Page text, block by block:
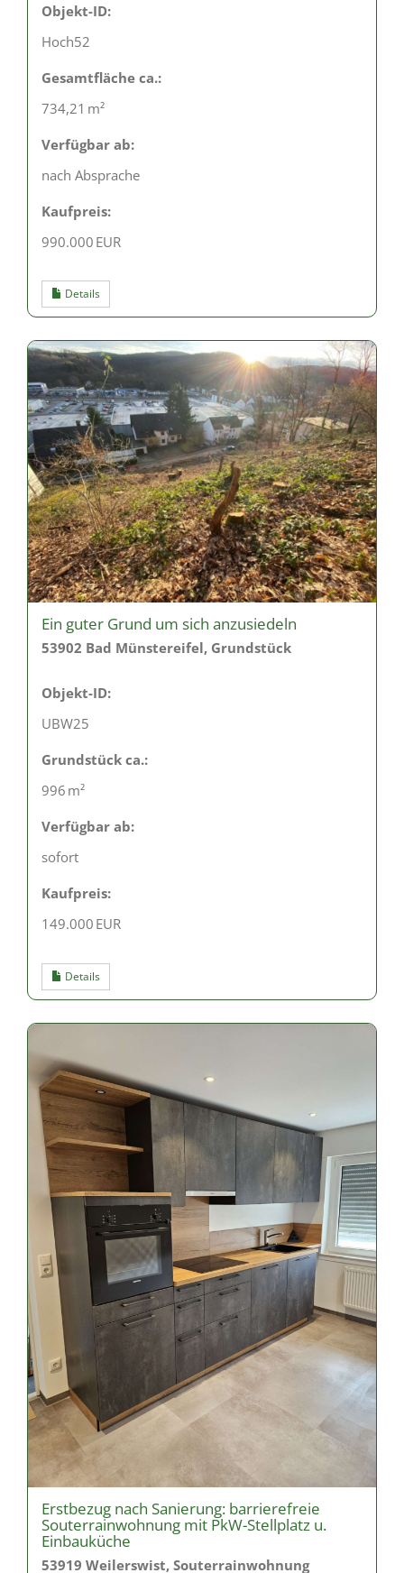
Objekt-ID:
Hoch52
Gesamtfläche ca.:
734,21 m²
Verfügbar ab:
nach Absprache
Kaufpreis:
990.000 EUR
Details
Ein guter Grund um sich anzusiedeln
53902 Bad Münstereifel, Grundstück
Objekt-ID:
UBW25
Grund­stück ca.:
996 m²
Verfügbar ab:
sofort
Kaufpreis:
149.000 EUR
Details
Erstbezug nach Sanierung: barrierefreie
Souterrainwohnung mit PkW-Stellplatz u.
Einbauküche
53919 Weilerswist, Souterrainwohnung